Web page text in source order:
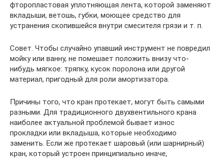
фторопластовая уплотняющая лента, которой заменяют
вкладыши, ветошь, губки, моющее средство для
устранения скопившейся внутри смесителя грязи и т. п.
Совет. Чтобы случайно упавший инструмент не повредил
мойку или ванну, не помешает положить внизу что-
нибудь мягкое: тряпку, кусок поролона или другой
материал, пригодный для роли амортизатора.
Причины того, что кран протекает, могут быть самыми
разными. Для традиционного двухвентильного крана
наиболее актуальной проблемой бывает износ
прокладки или вкладыша, которые необходимо
заменить. Если же протекает шаровый (или шарнирный)
кран, который устроен принципиально иначе,